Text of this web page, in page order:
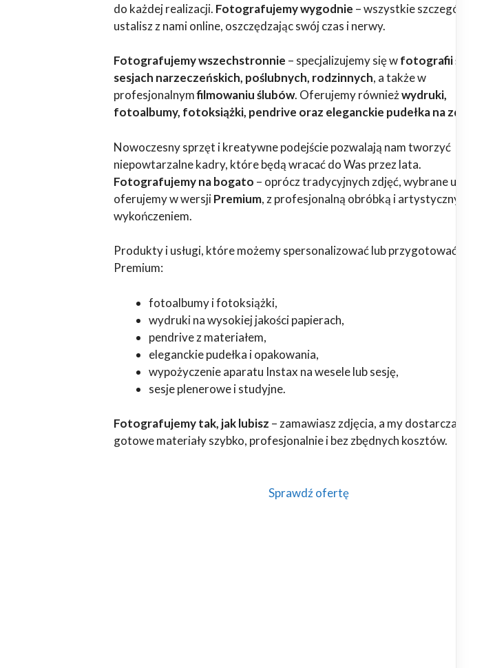
do każdej realizacji. Fotografujemy wygodnie – wszystkie szczegóły
ustalisz z nami online, oszczędzając swój czas i nerwy.
Fotografujemy wszechstronnie – specjalizujemy się wfotografii
sesjach narzeczeńskich, poślubnych, rodzinnych, a także w
profesjonalnymfilmowaniu ślubów. Oferujemy równieżwydruki,
fotoalbumy, fotoksiążki, pendrive oraz eleganckie pudełka na
Nowoczesny sprzęt i kreatywne podejście pozwalają nam tworzyć
niepowtarzalne kadry, które będą wracać do Was przez lata.
Fotografujemy na bogato – oprócz tradycyjnych zdjęć, wybrane usługi
oferujemy w wersjiPremium, z profesjonalną obróbką i artystycznym
wykończeniem.
Produkty i usługi, które możemy spersonalizować lub przygotować w
Premium:
fotoalbumy i fotoksiążki,
wydruki na wysokiej jakości papierach,
pendrive z materiałem,
eleganckie pudełka i opakowania,
wypożyczenie aparatu Instax na wesele lub sesję,
sesje plenerowe i studyjne.
Fotografujemy tak, jak lubisz – zamawiasz zdjęcia, a my dostarczamy
gotowe materiały szybko, profesjonalnie i bez zbędnych kosztów.
Sprawdź ofertę